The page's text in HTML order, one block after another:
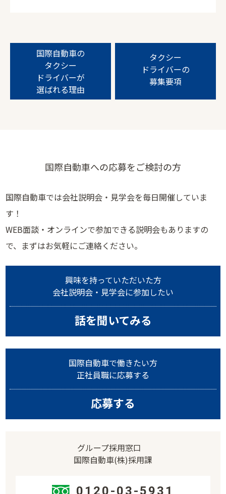
国際自動車の
タクシー
ドライバーが
選ばれる理由
タクシー
ドライバーの
募集要項
国際自動車への応募をご検討の方
国際自動車では会社説明会・見学会を毎日開催していま
す！
WEB面談・オンラインで参加できる説明会もありますの
で、まずはお気軽にご連絡ください。
興味を持っていただいた方
会社説明会・見学会に参加したい
話を聞いてみる
国際自動車で働きたい方
正社員職に応募する
応募する
グループ採用窓口
国際自動車(株)採用課
0120-03-5931